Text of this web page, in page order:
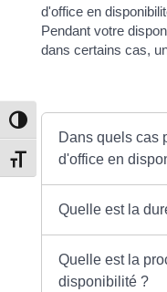
Passer en contraste élevé
Changer la taille de la
d'office en
Pendant votre
dans certains cas,
Dans quels cas
d'office en
Quelle est la
Quelle est la
disponibilité ?